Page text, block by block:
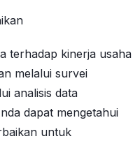
terhadap kinerja usaha
melalui survei
analisis data
dapat mengetahui
untuk